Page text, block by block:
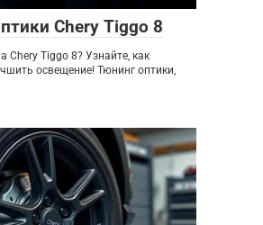
Chery Tiggo 8
Chery Tiggo 8? Узнайте, как
освещение! Тюнинг оптики,